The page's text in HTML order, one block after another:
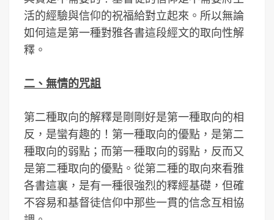
活的經驗與信仰的祝福給對立起來。所以無論
如何這是第一種對雅各書這段經文的取向性解
釋。
二、無情的咒詛
第二種取向的解釋是剛剛好是第一種取向的相
反，是蠻有趣的！第一種取向的優點，是第二
種取向的弱點；而第一種取向的弱點，反而又
是第二種取向的優點。從第二種的取向來看雅
各書這裏，是有一種很強烈的釋經基礎，但確
不容易和基督徒信仰中那些一貫的信念互相協